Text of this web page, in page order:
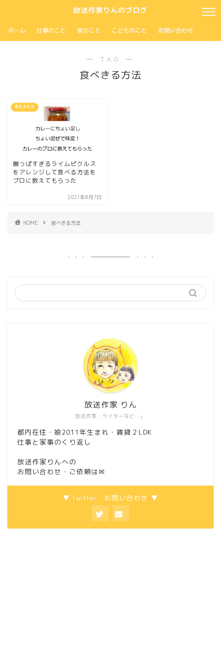
放送作家りんのブログ
ホーム 仕事のこと 家のこと こどものこと お問い合わせ
― TAG ―
食べきる方法
食もろもろ
酸っぱすぎるライムピクルス
をアレンジして食べる方法を
プロに教えてもらった
2021年8月7日
HOME 食べきる方法
放送作家・ライターなど…。
放送作家 りん
都内在住・娘2011年生まれ・賃貸２LDK
仕事と家事のくり返し
放送作家りんへの
お問い合わせ・ご依頼は ✉
▼ twitter・お問い合わせ ▼